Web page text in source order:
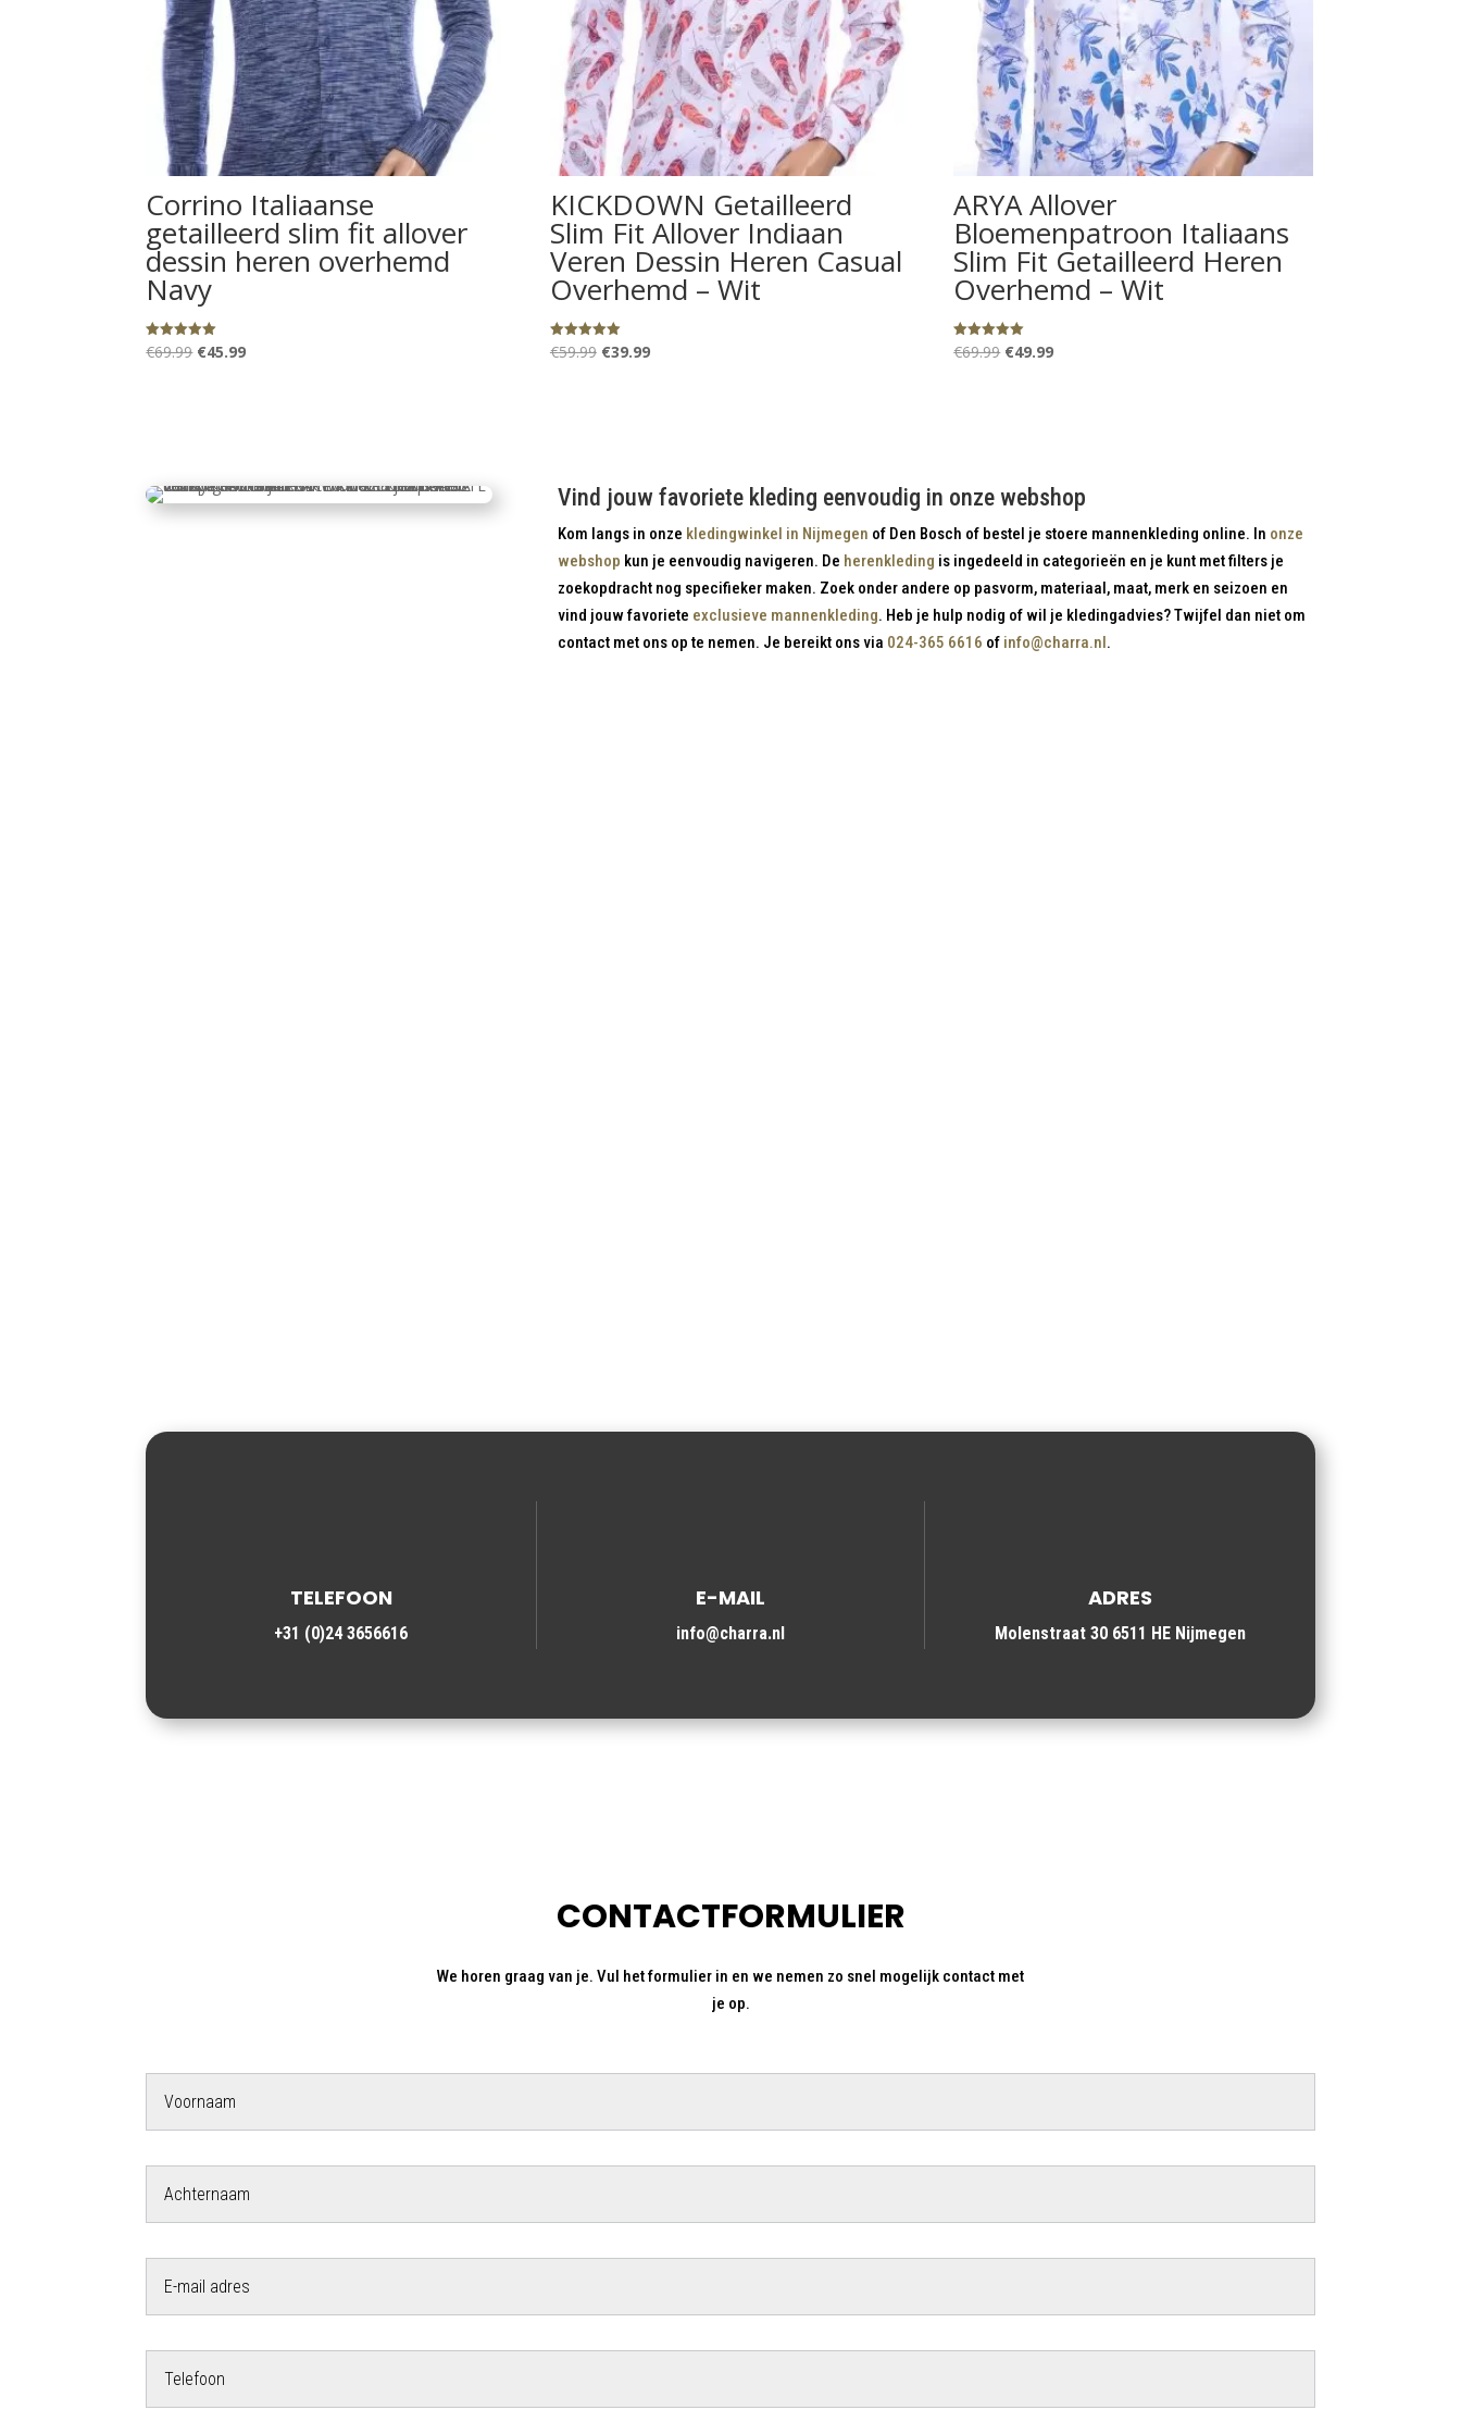
Corrino Italiaanse
getailleerd slim fit allover
dessin heren overhemd
Navy
Gewaardeerd
5.00
€69.99 Oorspronkelijke
€45.99Huidige
KICKDOWN Getailleerd
Slim Fit Allover Indiaan
Veren Dessin Heren Casual
Overhemd – Wit
Gewaardeerd
5.00
€59.99 Oorspronkelijke
€39.99Huidige
ARYA Allover
Bloemenpatroon Italiaans
Slim Fit Getailleerd Heren
Overhemd – Wit
Gewaardeerd
5.00
€69.99 Oorspronkelijke
€49.99Huidige
Vind jouw favoriete kleding eenvoudig in onze webshop
Kom langs in onze kledingwinkel in Nijmegen of Den Bosch of bestel je stoere mannenkleding online. In onze
webshop kun je eenvoudig navigeren. De herenkleding is ingedeeld in categorieën en je kunt met filters je
zoekopdracht nog specifieker maken. Zoek onder andere op pasvorm, materiaal, maat, merk en seizoen en
vind jouw favoriete exclusieve mannenkleding. Heb je hulp nodig of wil je kledingadvies? Twijfel dan niet om
contact met ons op te nemen. Je bereikt ons via 024-365 6616 of info@charra.nl.
TELEFOON
+31 (0)24 3656616
E-MAIL
info@charra.nl
ADRES
Molenstraat 30 6511 HE Nijmegen
CONTACTFORMULIER
We horen graag van je. Vul het formulier in en we nemen zo snel mogelijk contact met
je op.